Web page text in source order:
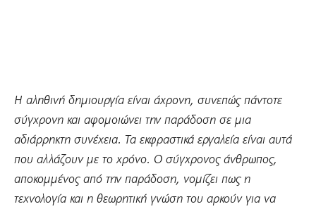
Η αληθινή δημιουργία είναι άχρονη, συνεπώς πάντοτε
σύγχρονη και αφομοιώνει την παράδοση σε μια
αδιάρρηκτη συνέχεια. Τα εκφραστικά εργαλεία είναι αυτά
που αλλάζουν με το χρόνο. Ο σύγχρονος άνθρωπος,
αποκομμένος από την παράδοση, νομίζει πως η
τεχνολογία και η θεωρητική γνώση του αρκούν για να